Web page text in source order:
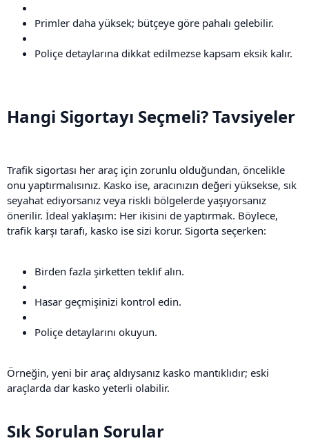
Primler daha yüksek; bütçeye göre pahalı gelebilir.
Poliçe detaylarına dikkat edilmezse kapsam eksik kalır.
Hangi Sigortayı Seçmeli? Tavsiyeler​
Trafik sigortası her araç için zorunlu olduğundan, öncelikle
onu yaptırmalısınız. Kasko ise, aracınızın değeri yüksekse, sık
seyahat ediyorsanız veya riskli bölgelerde yaşıyorsanız
önerilir. İdeal yaklaşım: Her ikisini de yaptırmak. Böylece,
trafik karşı tarafı, kasko ise sizi korur. Sigorta seçerken:
Birden fazla şirketten teklif alın.
Hasar geçmişinizi kontrol edin.
Poliçe detaylarını okuyun.
Örneğin, yeni bir araç aldıysanız kasko mantıklıdır; eski
araçlarda dar kasko yeterli olabilir.
Sık Sorulan Sorular​